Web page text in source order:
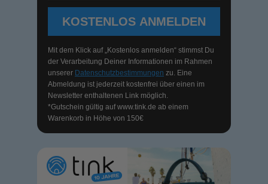
KOSTENLOS ANMELDEN
Mit dem Klick auf „Kostenlos anmelden“ stimmst Du
der Verarbeitung Deiner Informationen im Rahmen
unserer Datenschutzbestimmungen zu. Eine
Abmeldung ist jederzeit kostenfrei über einen im
Newsletter enthaltenen Link möglich.
*Gutschein gültig aufwww.tink.de ab einem
Warenkorb in Höhe von 150€